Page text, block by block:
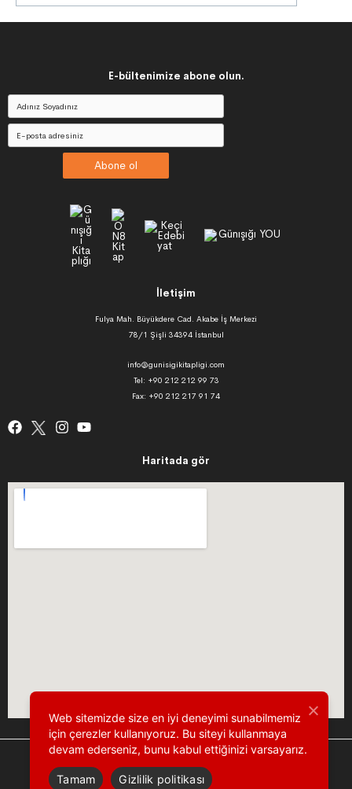
E-bültenimize abone olun.
Abone ol
İletişim
Fulya Mah. Büyükdere Cad. Akabe İş Merkezi
78/1 Şişli 34394 İstanbul
info@gunisigikitapligi.com
Tel: +90 212 212 99 73
Fax: +90 212 217 91 74
Haritada gör
Web sitemizde size en iyi deneyimi sunabilmemiz
için çerezler kullanıyoruz. Bu siteyi kullanmaya
devam ederseniz, bunu kabul ettiğinizi varsayarız.
Tamam Gizlilik politikası